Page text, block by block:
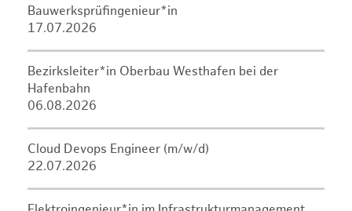
Bauwerksprüfingenieur*in
17.07.2026
Bezirksleiter*in Oberbau Westhafen bei der
Hafenbahn
06.08.2026
Cloud Devops Engineer (m/w/d)
22.07.2026